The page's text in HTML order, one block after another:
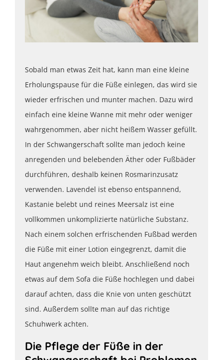
Sobald man etwas Zeit hat, kann man eine kleine
Erholungspause für die Füße einlegen, das wird sie
wieder erfrischen und munter machen. Dazu wird
einfach eine kleine Wanne mit mehr oder weniger
wahrgenommen, aber nicht heißem Wasser gefüllt.
In der Schwangerschaft sollte man jedoch keine
anregenden und belebenden Äther oder Fußbäder
durchführen, deshalb keinen Rosmarinzusatz
verwenden. Lavendel ist ebenso entspannend,
Kastanie belebt und reines Meersalz ist eine
vollkommen unkomplizierte natürliche Substanz.
Nach einem solchen erfrischenden Fußbad werden
die Füße mit einer Lotion eingegrenzt, damit die
Haut angenehm weich bleibt. Anschließend noch
etwas auf dem Sofa die Füße hochlegen und dabei
darauf achten, dass die Knie von unten geschützt
sind. Außerdem sollte man auf das richtige
Schuhwerk achten.
Die Pflege der Füße in der